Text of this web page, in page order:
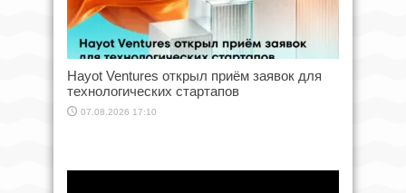
Hayot Ventures открыл приём заявок для
технологических стартапов
07.08.2026 17:10